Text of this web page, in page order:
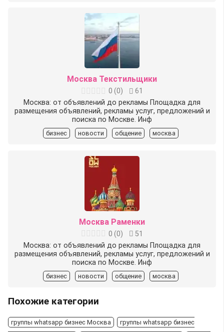
Москва Текстильщики
0 (0)
61
Москва: от объявлений до рекламы Площадка для
размещения объявлений, рекламы услуг, предложений и
поиска по Москве. Инф
бизнес новости общение москва
Москва Раменки
0 (0)
51
Москва: от объявлений до рекламы Площадка для
размещения объявлений, рекламы услуг, предложений и
поиска по Москве. Инф
бизнес новости общение москва
Похожие категории
группы whatsapp бизнес Москва
группы whatsapp бизнес